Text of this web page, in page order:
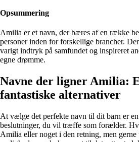
Opsummering
Amilia er et navn, der bæres af en række
personer inden for forskellige brancher.
varigt indtryk på samfundet og inspireret
egne drømme.
Navne der ligner Amilia:
fantastiske alternativer
At vælge det perfekte navn til dit barn er
beslutninger, du vil træffe som forælder.
Amilia eller noget i den retning, men